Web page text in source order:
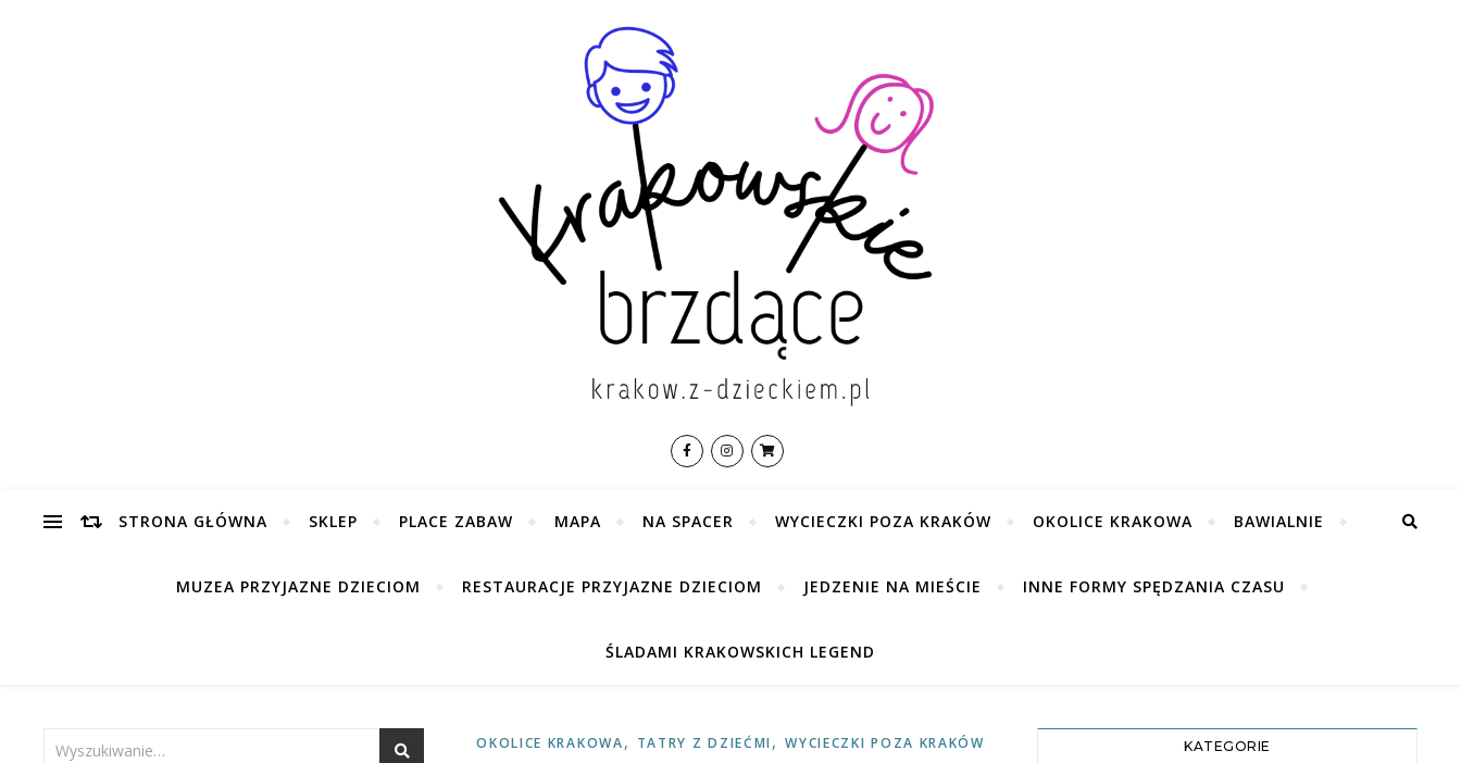
STRONA GŁÓWNA SKLEP PLACE ZABAW MAPA NA SPACER WYCIECZKI POZA KRAKÓW OKOLICE KRAKOWA BAWIALNIE
MUZEA PRZYJAZNE DZIECIOM RESTAURACJE PRZYJAZNE DZIECIOM JEDZENIE NA MIEŚCIE INNE FORMY SPĘDZANIA CZASU
ŚLADAMI KRAKOWSKICH LEGEND
OKOLICE KRAKOWA, TATRY Z DZIEĆMI,WYCIECZKI POZA KRAKÓW KATEGORIE